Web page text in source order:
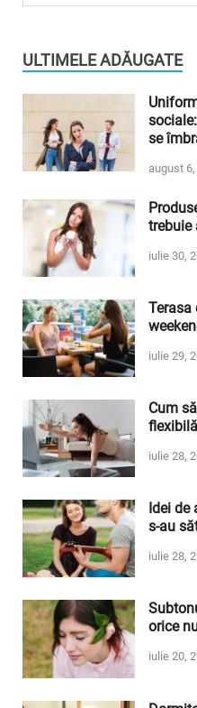
ULTIMELE ADĂUGATE
se
august
trebuie
iulie 30,
Terasa
iulie 29,
Cum
iulie 28,
Idei
s-au
iulie 28,
orice
iulie 20,